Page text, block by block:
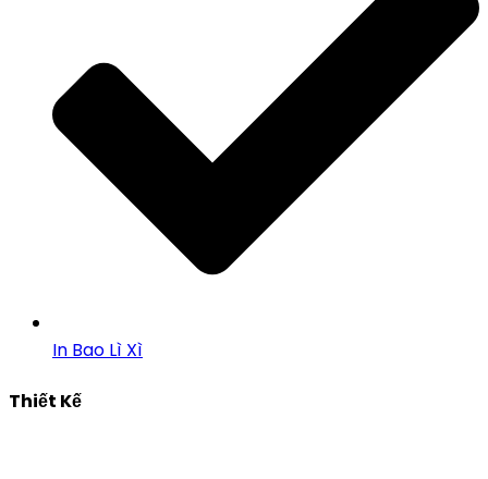
In Bao Lì Xì
Thiết Kế